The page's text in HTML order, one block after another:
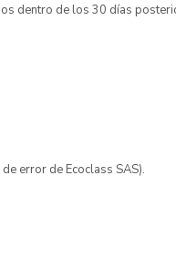
dentro de los 30 días
error de Ecoclass SAS).